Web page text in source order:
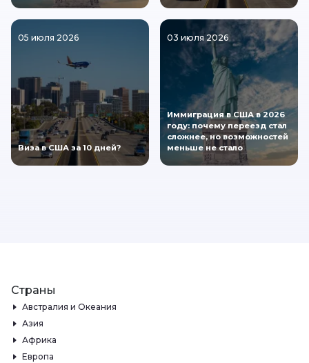
05 июля 2026
Виза в США за 10 дней?
03 июля 2026
Иммиграция в США в 2026
году: почему переезд стал
сложнее, но возможностей
меньше не стало
Страны
Австралия и Океания
Азия
Африка
Европа